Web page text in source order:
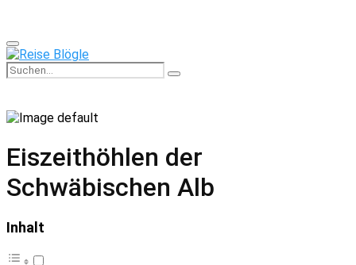
Primary
Menu
Search
for:
Search
Eiszeithöhlen der
Schwäbischen Alb
Inhalt